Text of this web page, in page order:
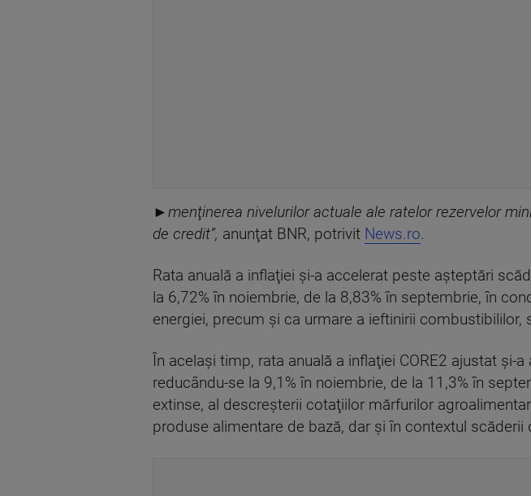
►menţinerea nivelurilor actuale ale ratelor rezervelor
de credit”, anunţat BNR, potrivit News.ro.
Rata anuală a inflaţiei şi-a accelerat peste aşteptări
la 6,72% în noiembrie, de la 8,83% în septembrie, în
energiei, precum şi ca urmare a ieftinirii
În acelaşi timp, rata anuală a inflaţiei CORE2 ajustat
reducându-se la 9,1% în noiembrie, de la 11,3% în
extinse, al descreşterii cotaţiilor mărfurilor
produse alimentare de bază, dar şi în contextul